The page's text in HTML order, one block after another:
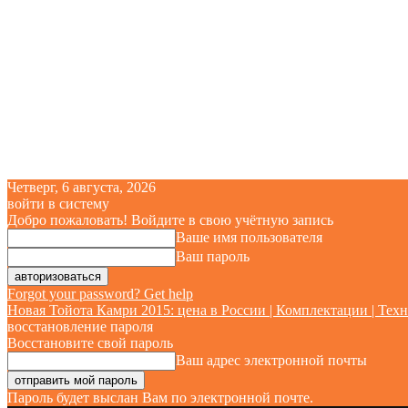
Четверг, 6 августа, 2026
войти в систему
Добро пожаловать! Войдите в свою учётную запись
Ваше имя пользователя
Ваш пароль
Forgot your password? Get help
Новая Тойота Камри 2015: цена в России | Комплектации |
восстановление пароля
Восстановите свой пароль
Ваш адрес электронной почты
Пароль будет выслан Вам по электронной почте.